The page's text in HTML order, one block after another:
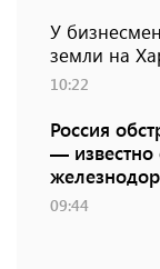
У
земли на
10:22
Россия
— известно
09:44